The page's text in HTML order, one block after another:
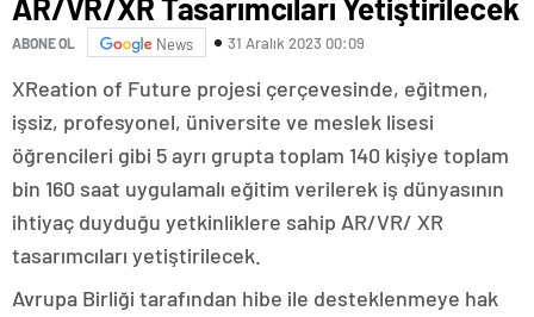
AR/VR/XR Tasarımcıları Yetiştirilecek
ABONE OL News 31 Aralık 2023 00:09
XReation of Future projesi çerçevesinde, eğitmen,
işsiz, profesyonel, üniversite ve meslek lisesi
öğrencileri gibi 5 ayrı grupta toplam 140 kişiye toplam
bin 160 saat uygulamalı eğitim verilerek iş dünyasının
ihtiyaç duyduğu yetkinliklere sahip AR/VR/ XR
tasarımcıları yetiştirilecek.
Avrupa Birliği tarafından hibe ile desteklenmeye hak